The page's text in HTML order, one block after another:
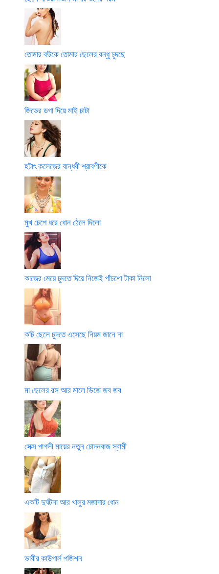
তোমার বউকে তোমার ছেলের বন্ধু চুদছে
জিভের ডগা দিয়ে মাই চাটা
হটাৎ কলেজের বান্ধবী শ্রাবণীকে
মুখ চেপে ধরে ধোন ঠেলে দিলো
কাজের মেয়ে চুদতে দিয়ে নিজেই পাঁচশো টাকা নিলো
কচি ছেলে চুদতে এসেছে নিয়ম জানে না
মা ছেলের রস আর মালে ভিজে জব জব
সেক্স পাগলী মায়ের নতুন চোদনবাজ স্বামী
একটি দুর্ঘটনা আর খালুর মজাদার ধোন
ভাবীর কাউগার্ল পজিশন